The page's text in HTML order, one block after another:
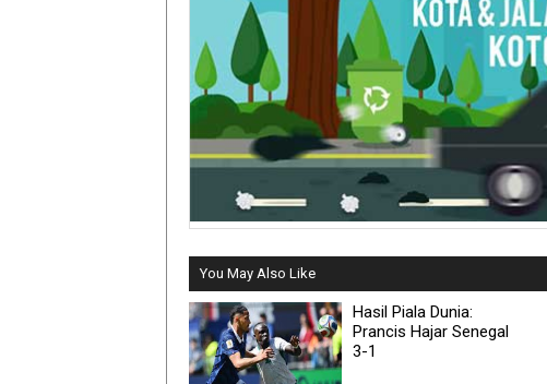
You May Also Like
Hasil Piala Dunia:
Prancis Hajar Senegal
3-1